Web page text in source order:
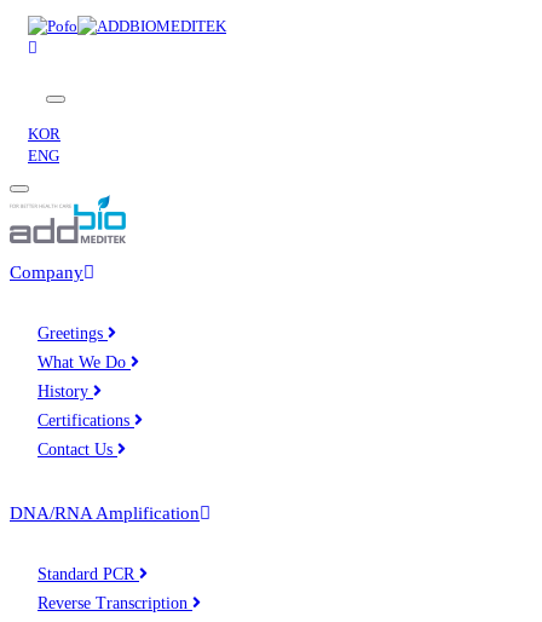
toggle
navigation
KOR
ENG
Company
Greetings
What We Do
History
Certifications
Contact Us
DNA/RNA Amplification
Standard PCR
Reverse Transcription